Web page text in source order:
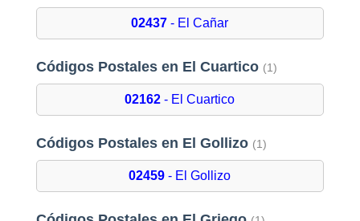
02437 - El Cañar
Códigos Postales en El Cuartico (1)
02162 - El Cuartico
Códigos Postales en El Gollizo (1)
02459 - El Gollizo